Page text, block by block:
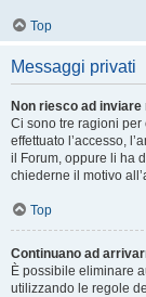
Top
Messaggi privati
Non riesco ad
Ci sono tre ragioni
effettuato l’accesso,
il Forum, oppure li ha
chiederne il motivo
Top
Continuano ad
È possibile eliminare
utilizzando le regole